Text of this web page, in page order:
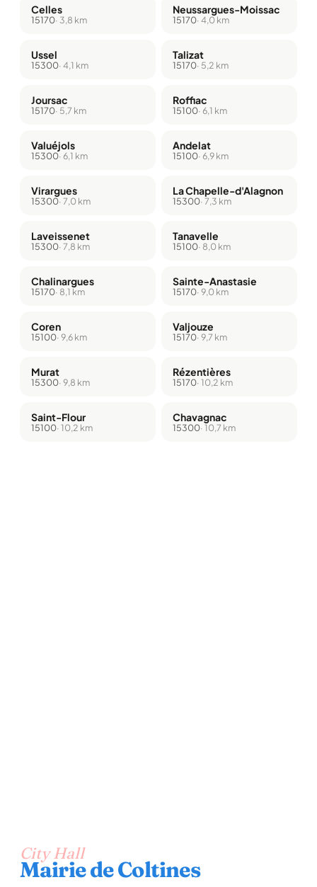
Celles
15170· 3,8 km
Neussargues-Moissac
15170· 4,0 km
Ussel
15300· 4,1 km
Talizat
15170· 5,2 km
Joursac
15170· 5,7 km
Roffiac
15100· 6,1 km
Valuéjols
15300· 6,1 km
Andelat
15100· 6,9 km
Virargues
15300· 7,0 km
La Chapelle-d'Alagnon
15300· 7,3 km
Laveissenet
15300· 7,8 km
Tanavelle
15100· 8,0 km
Chalinargues
15170· 8,1 km
Sainte-Anastasie
15170· 9,0 km
Coren
15100· 9,6 km
Valjouze
15170· 9,7 km
Murat
15300· 9,8 km
Rézentières
15170· 10,2 km
Saint-Flour
15100· 10,2 km
Chavagnac
15300· 10,7 km
City Hall
Mairie de Coltines